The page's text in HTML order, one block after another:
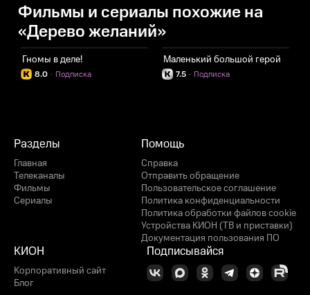
Фильмы и сериалы похожие на
«Дерево желаний»
Гномы в деле!
8.0 Подписка
·
Маленький большой герой
7.5 Подписка
·
Разделы
Главная
Телеканалы
Фильмы
Сериалы
Помощь
Справка
Отправить обращение
Пользовательское соглашение
Политика конфиденциальности
Политика обработки файлов cookie
Устройства КИОН (ТВ и приставки)
Документация пользования ПО
КИОН
Корпоративный сайт
Блог
Подписывайся